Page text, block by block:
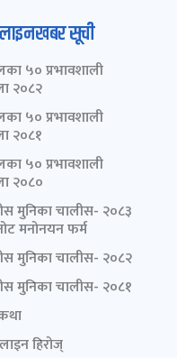
सूची
५० प्रभावशाली
२०८२
५० प्रभावशाली
२०८१
५० प्रभावशाली
२०८०
मुनिका चालीस- २०८३
मनोनयन फर्म
मुनिका चालीस- २०८२
मुनिका चालीस- २०८१
हिरोज्